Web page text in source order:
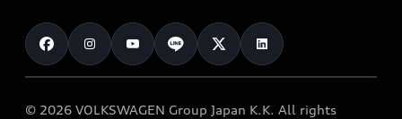
カタログ一覧
車検 / 定期点検
e-tronアフターサポート
クオリティ
保証
メンテナンス
お知らせ
オーナー様向けキャンペーン
© 2026 VOLKSWAGEN Group Japan K.K. All rights